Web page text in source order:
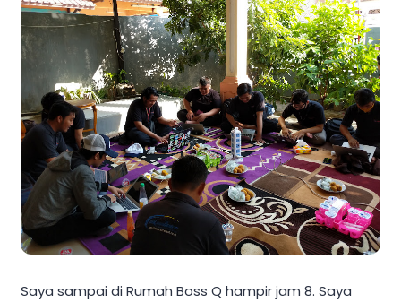
Saya sampai di Rumah Boss Q hampir jam 8. Saya